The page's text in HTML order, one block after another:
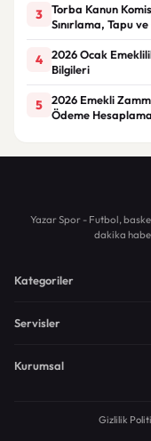
3
Torba Kanun
Sınırlama, Tapu
4
2026 Ocak
Bilgileri
5
2026 Emekli
Ödeme
Yazar Spor - Futbol,
dakika
Kategoriler
Servisler
Kurumsal
Gizlilik